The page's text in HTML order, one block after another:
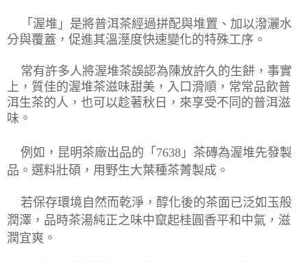
「渥堆」是將普洱茶經過拼配與堆置、加以潑灑水
分與覆蓋，促進其溫溼度快速變化的特殊工序。
常有許多人將渥堆茶誤認為陳放許久的生餅，事實
上，質佳的渥堆茶滋味甜美，入口滑順，常常品飲普
洱生茶的人，也可以趁著秋日，來享受不同的普洱滋
味。
例如，昆明茶廠出品的「7638」茶磚為渥堆先發製
品。選料壯碩，用 野生大葉種茶菁製成。
若保存環境自然而乾淨，醇化後的茶面已泛如玉般
潤澤，品時茶湯純正之味中竄起桂圓香平和中氣，滋
潤宜爽。